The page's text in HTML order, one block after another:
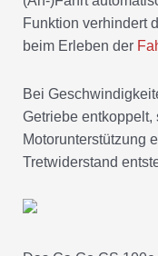
Funktion verhindert
beim Erleben der
Bei
Getriebe entkoppelt,
Motorunterstützung
Tretwiderstand